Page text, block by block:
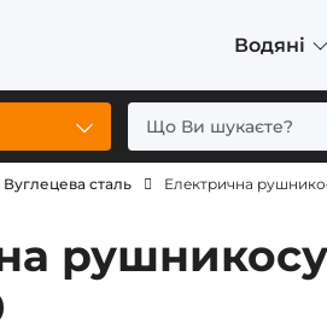
Водяні
Вуглецева сталь Електрична